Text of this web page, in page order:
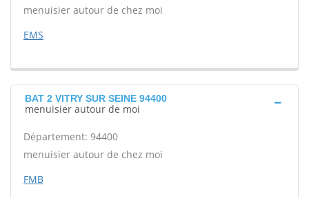
menuisier autour de chez moi
EMS
BAT 2 VITRY SUR SEINE 94400
menuisier autour de moi
Département: 94400
menuisier autour de chez moi
FMB